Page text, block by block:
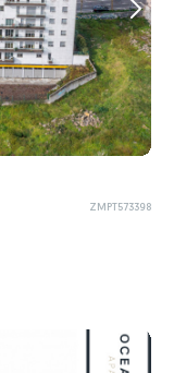
ZMPT573398